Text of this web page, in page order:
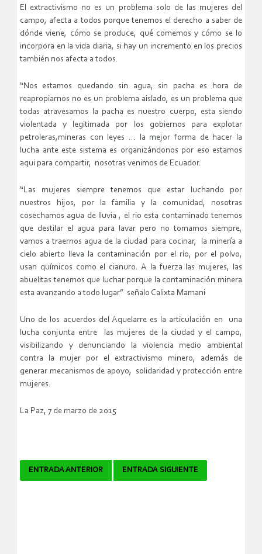
El extractivismo no es un problema solo de las mujeres del
campo, afecta a todos porque tenemos el derecho a saber de
dónde viene, cómo se produce, qué comemos y cómo se lo
incorpora en la vida diaria, si hay un incremento en los precios
también nos afecta a todos.
“Nos estamos quedando sin agua, sin pacha es hora de
reapropiarnos no es un problema aislado, es un problema que
todas atravesamos la pacha es nuestro cuerpo, esta siendo
violentada y legitimada por los gobiernos para explotar
petroleras,mineras con leyes … la mejor forma de hacer la
lucha ante este sistema es organizándonos por eso estamos
aqui para compartir, nosotras venimos de Ecuador.
“Las mujeres siempre tenemos que estar luchando por
nuestros hijos, por la familia y la comunidad, nosotras
cosechamos agua de lluvia , el rio esta contaminado tenemos
que destilar el agua para lavar pero no tomamos siempre,
vamos a traernos agua de la ciudad para cocinar, la minería a
cielo abierto lleva la contaminación por el río, por el polvo,
usan químicos como el cianuro. A la fuerza las mujeres, las
abuelitas tenemos que luchar porque la contaminación minera
esta avanzando a todo lugar” señalo Calixta Mamani
Uno de los acuerdos del Aquelarre es la articulación en una
lucha conjunta entre las mujeres de la ciudad y el campo,
visibilizando y denunciando la violencia medio ambiental
contra la mujer por el extractivismo minero, además de
generar mecanismos de apoyo, solidaridad y protección entre
mujeres.
La Paz, 7 de marzo de 2015
Navegador
ENTRADA ANTERIOR ENTRADA SIGUIENTE